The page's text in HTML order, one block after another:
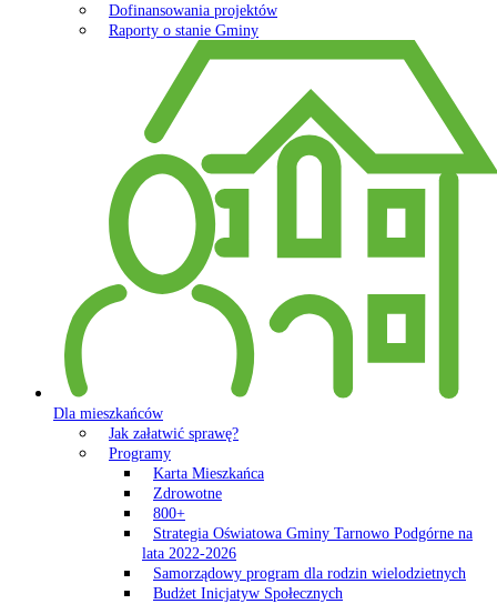
Dofinansowania projektów
Raporty o stanie Gminy
Dla mieszkańców
Jak załatwić sprawę?
Programy
Karta Mieszkańca
Zdrowotne
800+
Strategia Oświatowa Gminy Tarnowo Podgórne na
lata 2022-2026
Samorządowy program dla rodzin wielodzietnych
Budżet Inicjatyw Społecznych